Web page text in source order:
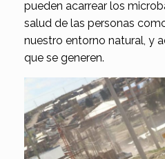
pueden acarrear los
salud de las personas
nuestro entorno natural, y
que se generen.